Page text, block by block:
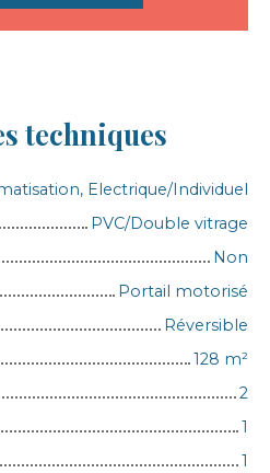
techniques
Electrique/Individuel
PVC/Double vitrage
Non
Portail motorisé
Réversible
128 m²
2
1
1